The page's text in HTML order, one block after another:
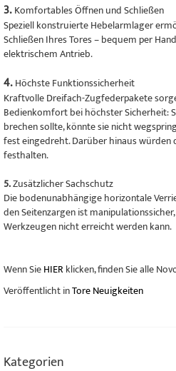
3. Komfortables Öffnen und Schließen
Speziell konstruierte Hebelarmlager
Schließen Ihres Tores – bequem per
elektrischem Antrieb.
4. Höchste Funktionssicherheit
Kraftvolle Dreifach-Zugfederpakete
Bedienkomfort bei höchster Sicherheit:
brechen sollte, könnte sie nicht
fest eingedreht. Darüber hinaus würden
festhalten.
5.Zusätzlicher Sachschutz
Die bodenunabhängige horizontale
den Seitenzargen ist
Werkzeugen nicht erreicht werden kann.
Wenn SieHIER klicken, finden Sie alle
Veröffentlicht inTore Neuigkeiten
Kategorien